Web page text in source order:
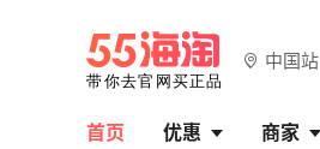
中国站
首页 优惠 商家